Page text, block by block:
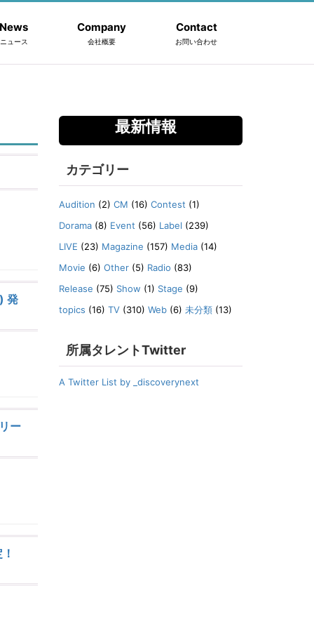
News
ニュース
Company
会社概要
Contact
お問い合わせ
発
ー
最新情報
カテゴリー
Audition (2) CM (16) Contest (1)
Dorama(8) Event (56) Label (239)
LIVE (23) Magazine (157) Media(14)
Movie (6) Other(5) Radio (83)
Release (75) Show (1) Stage (9)
topics (16) TV(310) Web(6) 未分類(13)
所属タレントTwitter
A Twitter List by _discoverynext